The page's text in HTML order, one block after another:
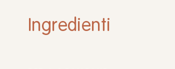
Ingredienti